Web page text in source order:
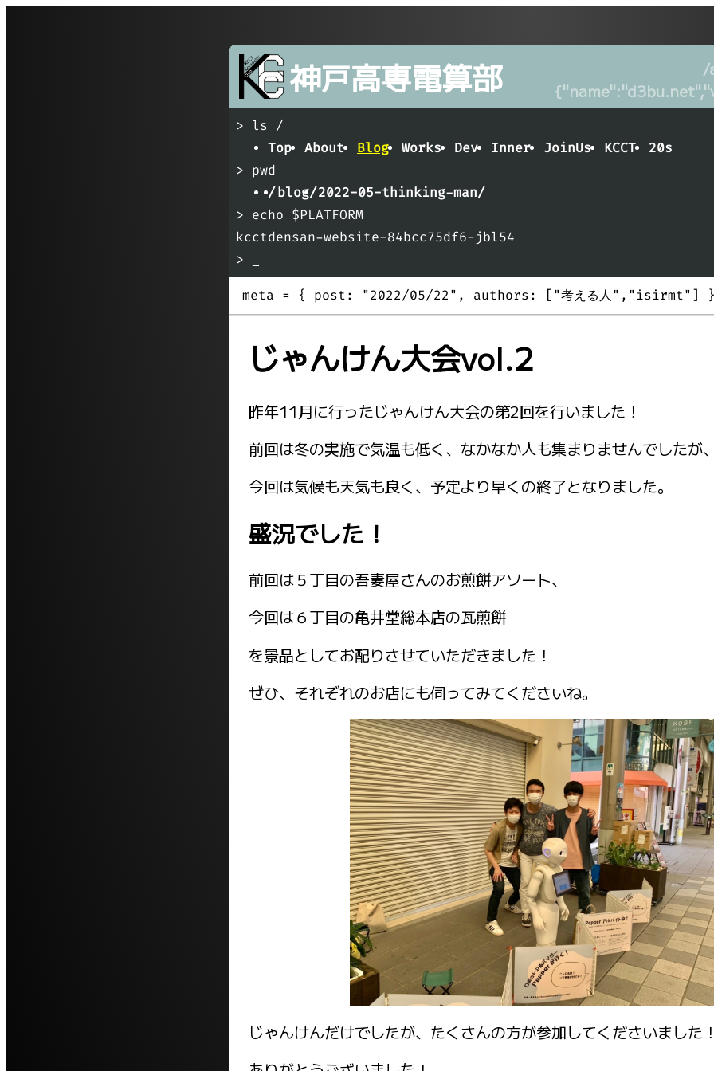
神戸高専電算部
/
> ls /
Top
About Blog Works Dev Inner JoinUs KCCT
20s
> pwd
/ blog/2022-05-thinking-man/
> echo $PLATFORM
kcctdensan-website-84bcc75df6-jbl54
> _
meta = { post: "2022/05/22 " authors: [ "考える人 " " isirmt" ]
じゃんけん大会vol.2
昨年11月に行ったじゃんけん大会の第2回を行いました！
前回は冬の実施で気温も低く、なかなか人も集まりませんでしたが
今回は気候も天気も良く、予定より早くの終了となりました。
盛況でした！
前回は５丁目の吾妻屋さんのお煎餅アソート、
今回は６丁目の亀井堂総本店の瓦煎餅
を景品としてお配りさせていただきました！
ぜひ、それぞれのお店にも伺ってみてくださいね。
じゃんけんだけでしたが、たくさんの方が参加してくださいました